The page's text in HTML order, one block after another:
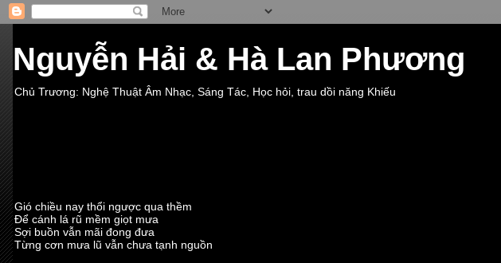
Nguyễn Hải & Hà Lan Phương
Chủ Trương: Nghệ Thuật Âm Nhạc, Sáng Tác, Học hỏi, trau dồi năng Khiếu
Gió chiều nay thổi ngược qua thềm
Để cánh lá rũ mềm giọt mưa
Sợi buồn vẫn mãi đong đưa
Từng cơn mưa lũ vẫn chưa tạnh nguồn